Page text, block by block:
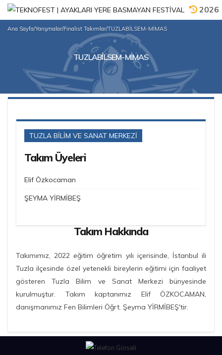
2026
Ana Sayfa/Yarışmalar/Finalist Takımlar/TUZLABİLSEM-MİMAS
TUZLABİLSEM-MİMAS
TUZLA BİLİM VE SANAT MERKEZİ
Takım Üyeleri
Elif Özkocaman
ŞEYMA YİRMİBEŞ
Takım Hakkında
Takımımız, 2022 eğitim öğretim yılı içerisinde, İstanbul ili
Tuzla ilçesinde özel yetenekli bireylerin eğitimi için faaliyet
gösteren Tuzla Bilim ve Sanat Merkezi bünyesinde
kurulmuştur. Takım kaptanımız Elif ÖZKOCAMAN,
danışmanımız Fen Bilimleri Öğrt. Şeyma YİRMİBEŞ'tir.